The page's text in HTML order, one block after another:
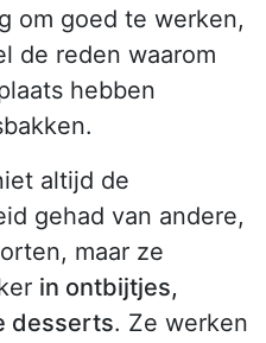
om goed te werken,
de reden waarom
hebben
altijd de
gehad van andere,
maar ze
in ontbijtjes,
desserts. Ze werken